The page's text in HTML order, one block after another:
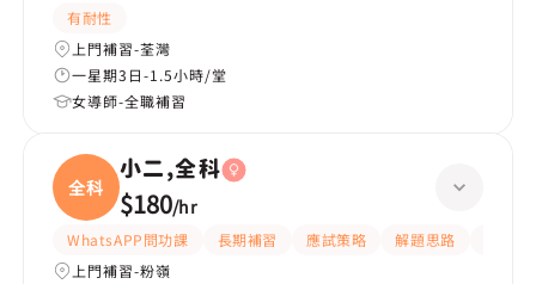
有耐性
上門補習-荃灣
一星期3日-1.5小時/堂
女導師-全職補習
全科
小二,全科
$180/hr
WhatsAPP問功課 長期補習 應試策略 解題思路
上門補習-粉嶺